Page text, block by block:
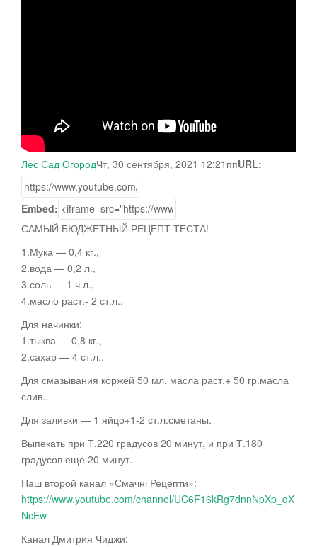
Лес Сад ОгородЧт, 30 сентября, 2021 12:21ппURL:
Embed:
САМЫЙ БЮДЖЕТНЫЙ РЕЦЕПТ ТЕСТА!
1.Мука — 0,4 кг.,
2.вода — 0,2 л.,
3.соль — 1 ч.л.,
4.масло раст.- 2 ст.л..
Для начинки:
1.тыква — 0,8 кг.,
2.сахар — 4 ст.л..
Для смазывания коржей 50 мл. масла раст.+ 50 гр.масла
слив..
Для заливки — 1 яйцо+1-2 ст.л.сметаны.
Выпекать при Т.220 градусов 20 минут, и при Т.180
градусов ещё 20 минут.
Наш второй канал «Смачні Рецепти»:
https://www.youtube.com/channel/UC6F16kRg7dnnNpXp_qX
NcEw
Канал Дмитрия Чиджи: